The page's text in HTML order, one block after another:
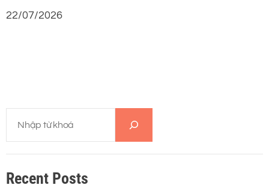
22/07/2026
m
iRecent Posts